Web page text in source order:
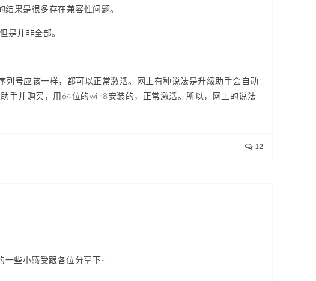
果是很多存在兼容性问题。
是并非全部。
号应该一样，都可以正常激活。网上有种说法是升级助手会自动
手并购买，用64位的win8安装的，正常激活。所以，网上的说法
12
一些小感受跟各位分享下~